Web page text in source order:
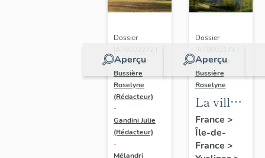
Aperçu
Dossier
Réalisé par
Bussière
Roselyne
(Rédacteur)
-
Gandini Julie
(Rédacteur)
-
Mélandri
Aperçu
Dossier
Réalisé par
Bussière
Roselyne
La ville
de
Mantes-
la-Jolie
France >
Île-de-
France >